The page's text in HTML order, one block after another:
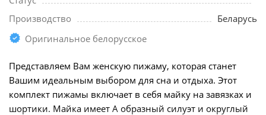
Производство
Беларусь
Оригинальное белорусское
Представляем Вам женскую пижаму, которая станет
Вашим идеальным выбором для сна и отдыха. Этот
комплект пижамы включает в себя майку на завязках и
шортики. Майка имеет А образный силуэт и округлый